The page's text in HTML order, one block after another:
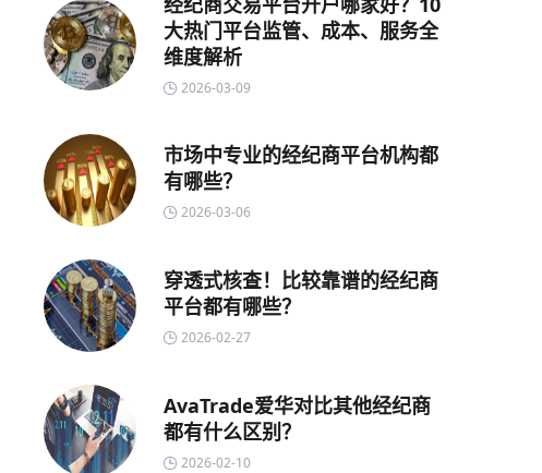
大热门平台监管、成本、服务全
维度解析
2026-03-09
市场中专业的经纪商平台机构都
有哪些？
2026-03-06
穿透式核查！比较靠谱的经纪商
平台都有哪些？
2026-02-27
AvaTrade爱华对比其他经纪商
都有什么区别？
2026-02-10